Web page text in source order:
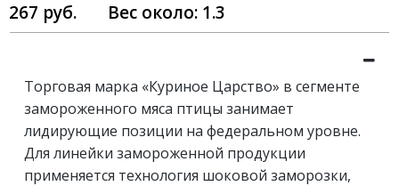
267 руб. Вес около: 1.3
Торговая марка «Куриное Царство» в сегменте
замороженного мяса птицы занимает
лидирующие позиции на федеральном уровне.
Для линейки замороженной продукции
применяется технология шоковой заморозки,